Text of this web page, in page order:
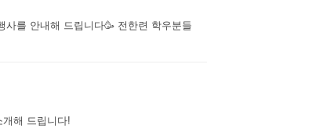
를 안내해 드립니다🥳 전한련 학우분들
해 드립니다!